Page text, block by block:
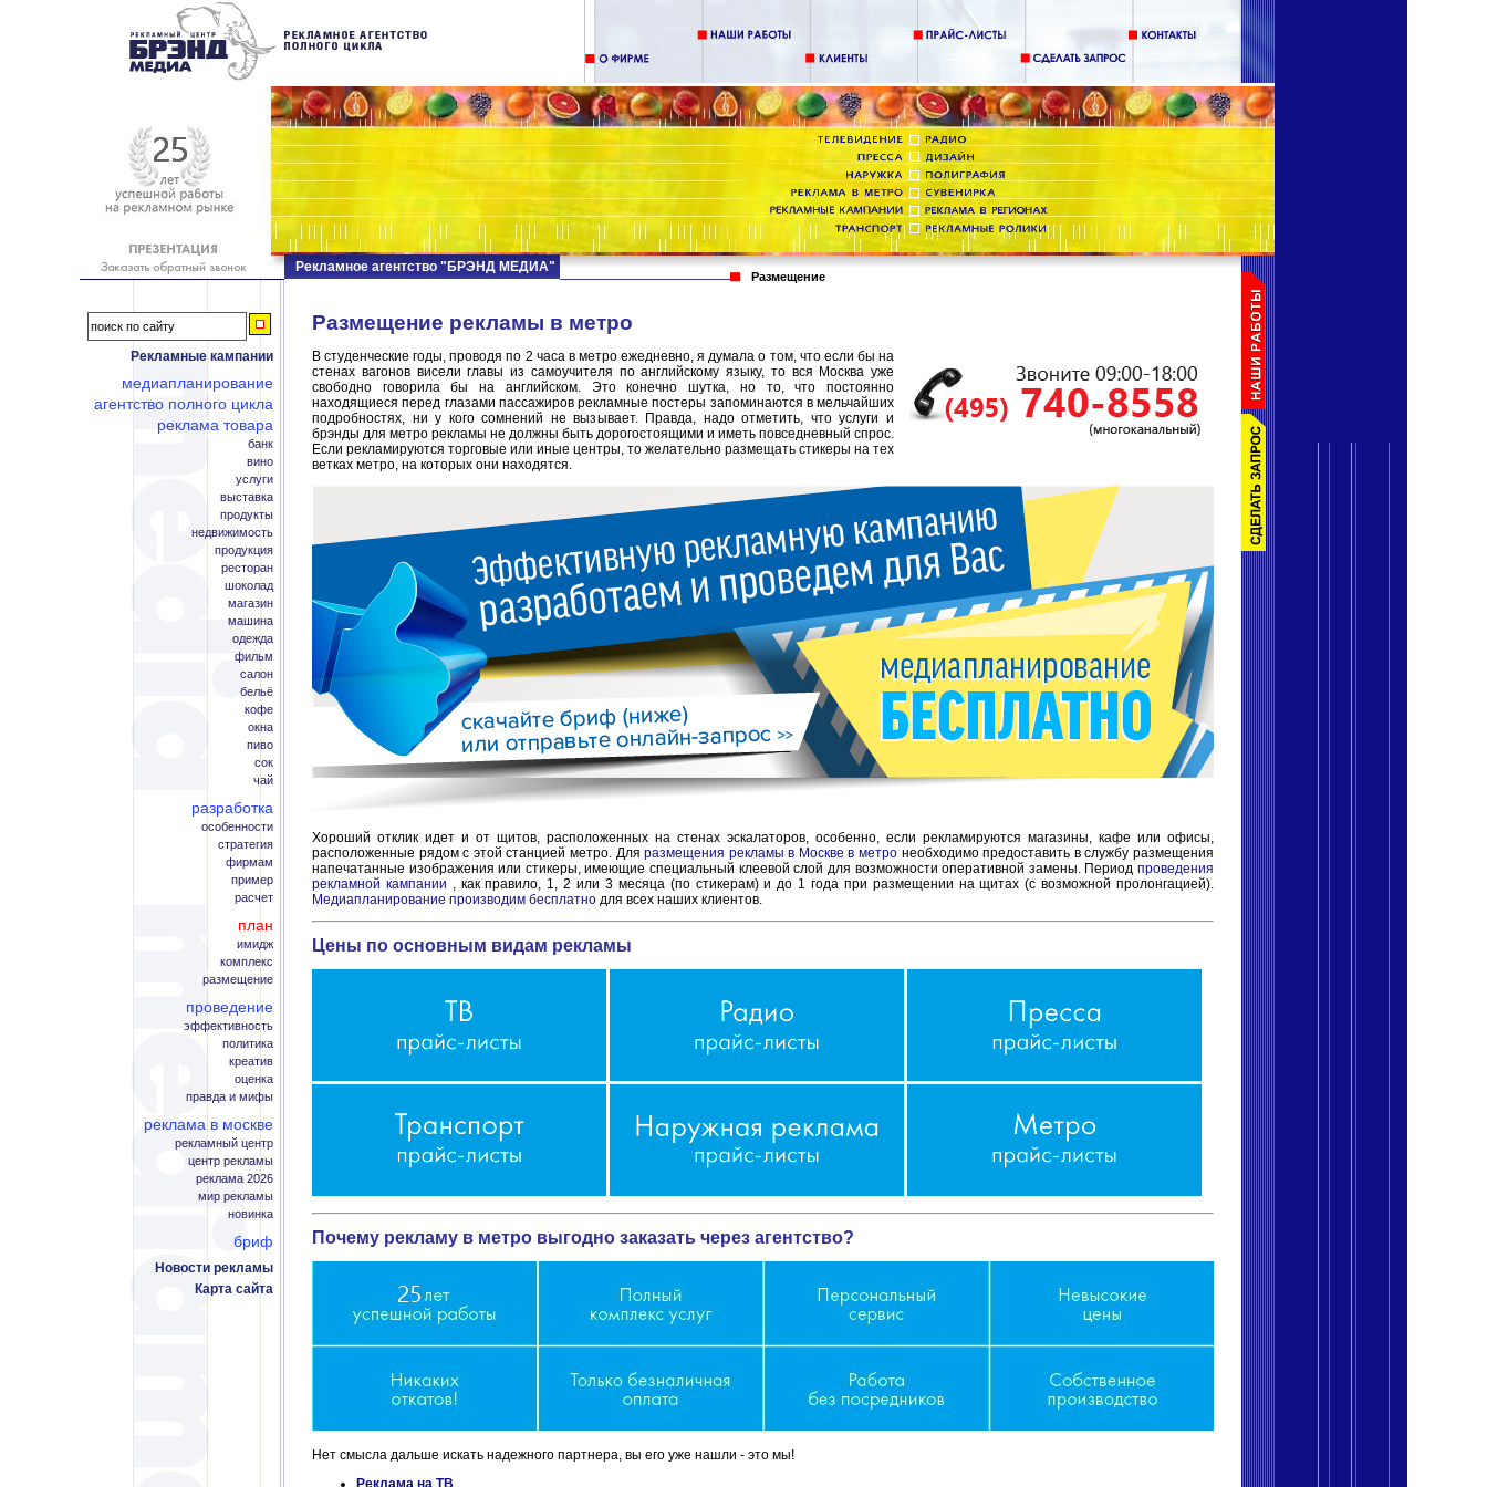
Рекламные кампании
медиапланирование
агентство полного цикла
реклама товара
банк
вино
услуги
выставка
продукты
недвижимость
продукция
ресторан
шоколад
магазин
машина
одежда
фильм
салон
бельё
кофе
окна
пиво
сок
чай
разработка
особенности
стратегия
фирмам
пример
расчет
план
имидж
комплекс
размещение
проведение
эффективность
политика
креатив
оценка
правда и мифы
реклама в москве
рекламный центр
центр рекламы
реклама 2026
мир рекламы
новинка
бриф
Новости рекламы
Карта сайта
Рекламное агентство "БРЭНД МЕДИА"
Размещение
Размещение рекламы в метро
В студенческие годы, проводя по 2 часа в метро ежедневно, я думала о том, что если бы на
стенах вагонов висели главы из самоучителя по английскому языку, то вся Москва уже
свободно говорила бы на английском. Это конечно шутка, но то, что постоянно
находящиеся перед глазами пассажиров рекламные постеры запоминаются в мельчайших
подробностях, ни у кого сомнений не вызывает. Правда, надо отметить, что услуги и
брэнды для метро рекламы не должны быть дорогостоящими и иметь повседневный спрос.
Если рекламируются торговые или иные центры, то желательно размещать стикеры на тех
ветках метро, на которых они находятся.
Хороший отклик идет и от щитов, расположенных на стенах эскалаторов, особенно, если рекламируются магазины, кафе или офисы,
расположенные рядом с этой станцией метро. Дляразмещения рекламы в Москве в метро необходимо предоставить в службу размещения
напечатанные изображения или стикеры, имеющие специальный клеевой слой для возможности оперативной замены. Период проведения
рекламной кампании , как правило, 1, 2 или 3 месяца (по стикерам) и до 1 года при размещении на щитах (с возможной пролонгацией).
Медиапланирование производим бесплатно для всех наших клиентов.
Цены по основным видам рекламы
Почему рекламу в метро выгодно заказать через агентство?
Нет смысла дальше искать надежного партнера, вы его уже нашли - это мы!